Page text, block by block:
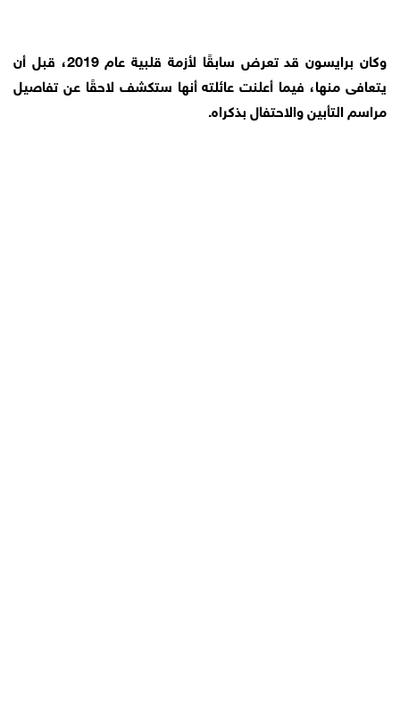
وكان برايسون قد تعرض سابقًا لأزمة قلبية عام 2019، قبل أن
يتعافى منها، فيما أعلنت عائلته أنها ستكشف لاحقًا عن تفاصيل
مراسم التأبين والاحتفال بذكراه.